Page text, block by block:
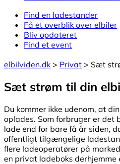
Find en ladestander
Få et overblik over elbiler
Bliv opdateret
Find et event
elbilviden.dk > Privat > Sæt
Sæt strøm til din
Du kommer ikke udenom, at
oplades. Som forbruger er det
lade end for bare få år siden,
offentligt tilgængelige
flere ladeoperatører på
en privat ladeboks derhjemme